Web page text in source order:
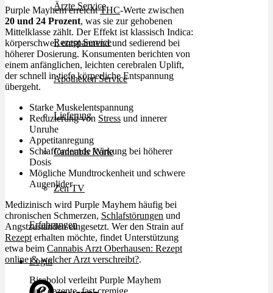
Ärzte Service
Rezept Service
Apotheken Service
Lieferung
Cannabis Karte
Zen TV
Erfahrungen
Login
Purple Mayhem erreichtTHC-Werte zwischen
20 und 24 Prozent, was sie zur gehobenen
Mittelklasse zählt. Der Effekt ist klassisch Indica:
körperschwer, entspannend und sedierend bei
höherer Dosierung. Konsumenten berichten von
einem anfänglichen, leichten cerebralen Uplift,
der schnell in tiefe körperliche Entspannung
übergeht.
Starke Muskelentspannung
Reduzierung von Stress und innerer
Unruhe
Appetitanregung
Schlaffördernde Wirkung bei höherer
Dosis
Mögliche Mundtrockenheit und schwere
Augenlider
Medizinisch wird Purple Mayhem häufig bei
chronischen Schmerzen, Schlafstörungen und
Angstzuständen eingesetzt. Wer den Strain auf
Rezept erhalten möchte, findet Unterstützung
etwa beim Cannabis Arzt Oberhausen: Rezept
online & welcher Arzt verschreibt?.
Bisabolol verleiht Purple Mayhem
eine dezente, fast cremige